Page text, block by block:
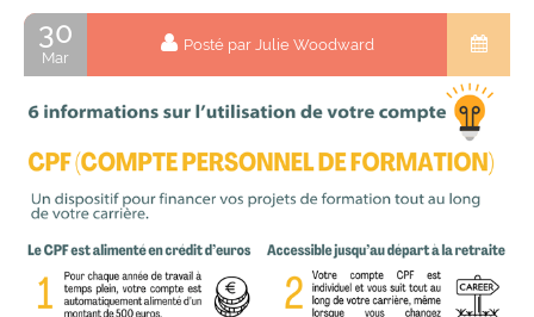
30
Mar
Posté par Julie Woodward